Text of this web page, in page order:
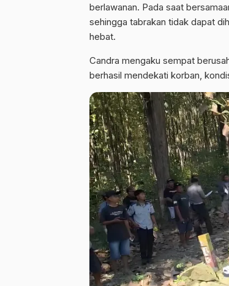
berlawanan. Pada saat
sehingga tabrakan tidak dapat
hebat.
Candra mengaku sempat
berhasil mendekati korban,